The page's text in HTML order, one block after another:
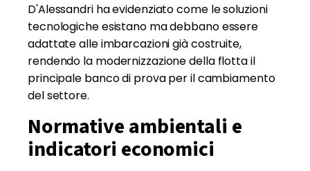
D'Alessandri ha evidenziato come le soluzioni
tecnologiche esistano ma debbano essere
adattate alle imbarcazioni già costruite,
rendendo la modernizzazione della flotta il
principale banco di prova per il cambiamento
del settore.
Normative ambientali e
indicatori economici